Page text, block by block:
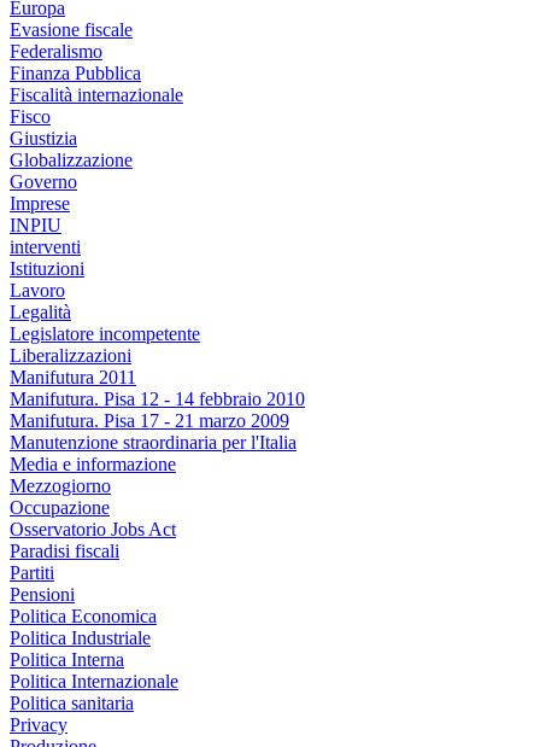
Europa
Evasione fiscale
Federalismo
Finanza Pubblica
Fiscalità internazionale
Fisco
Giustizia
Globalizzazione
Governo
Imprese
INPIU
interventi
Istituzioni
Lavoro
Legalità
Legislatore incompetente
Liberalizzazioni
Manifutura 2011
Manifutura. Pisa 12 - 14 febbraio 2010
Manifutura. Pisa 17 - 21 marzo 2009
Manutenzione straordinaria per l'Italia
Media e informazione
Mezzogiorno
Occupazione
Osservatorio Jobs Act
Paradisi fiscali
Partiti
Pensioni
Politica Economica
Politica Industriale
Politica Interna
Politica Internazionale
Politica sanitaria
Privacy